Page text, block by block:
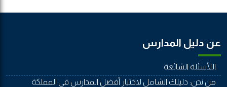
عن دليل المدارس
اللأسئلة الشائعة
من نحن: دليلك الشامل لاختيار أفضل المدارس في المملكة